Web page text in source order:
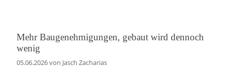
Mehr Baugenehmigungen, gebaut wird dennoch
wenig
05.06.2026von Jasch Zacharias